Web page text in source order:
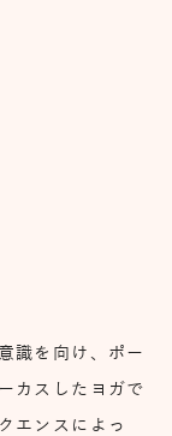
識を向け、ポー
カスしたヨガで
エンスによっ